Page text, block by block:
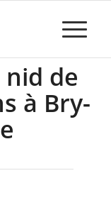
de
à Bry-